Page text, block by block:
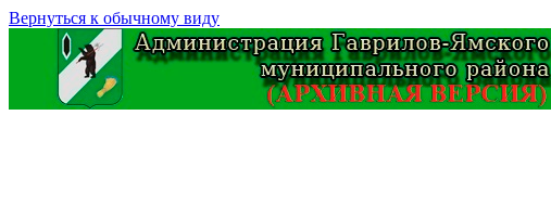
Вернуться к обычному виду